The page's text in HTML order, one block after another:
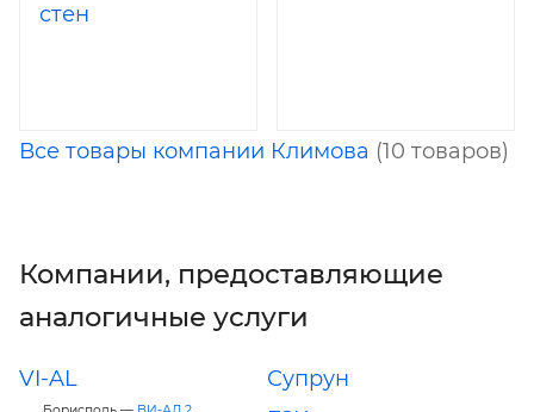
стен
Все товары компании Климова (10 товаров)
Компании, предоставляющие
аналогичные услуги
VI-AL
Супрун